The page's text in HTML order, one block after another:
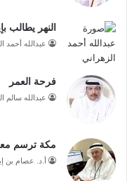
النهر يطالب
عبدالله أحمد
فرحة العمر
عبدالله سالم
مكة ترسم
أ.د. عصام بن